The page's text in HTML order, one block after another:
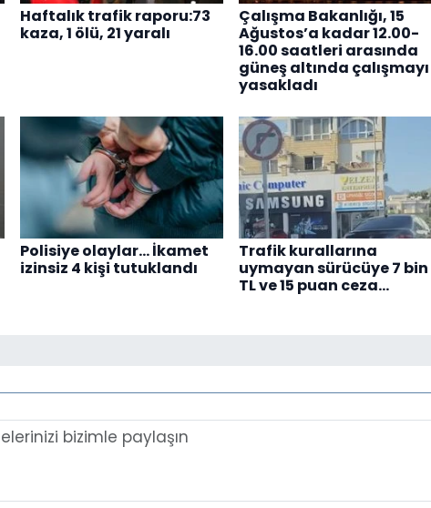
Haftalık trafik raporu:73
kaza, 1 ölü, 21 yaralı
Çalışma Bakanlığı, 15
Ağustos’a kadar 12.00-
16.00 saatleri arasında
güneş altında çalışmayı
yasakladı
Polisiye olaylar… İkamet
izinsiz 4 kişi tutuklandı
Trafik kurallarına
uymayan sürücüye 7 bin
TL ve 15 puan ceza…